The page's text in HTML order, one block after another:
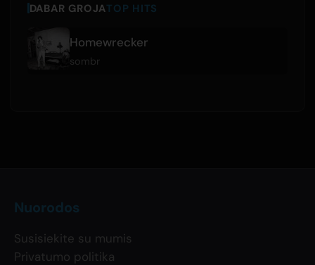
DABAR GROJATOP HITS
Homewrecker
sombr
Nuorodos
Susisiekite su mumis
Privatumo politika